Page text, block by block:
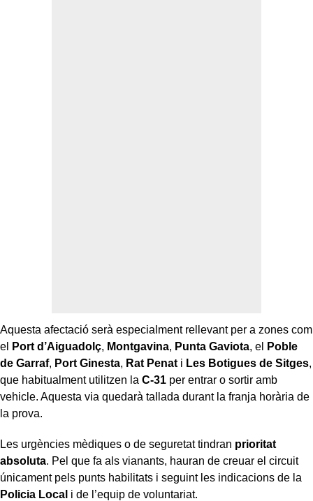
Aquesta afectació serà especialment rellevant per a zones com
el
Port d’Aiguadolç, Montgavina, Punta Gaviota, el
Poble
de Garraf, Port Ginesta, Rat Penat i Les Botigues de Sitges,
que habitualment utilitzen la C-31 per entrar o sortir amb
vehicle. Aquesta via quedarà tallada durant la franja horària de
la prova.
Les urgències mèdiques o de seguretat tindran prioritat
absoluta. Pel que fa als vianants, hauran de creuar el circuit
únicament pels punts habilitats i seguint les indicacions de la
Policia Local i de l’equip de voluntariat.